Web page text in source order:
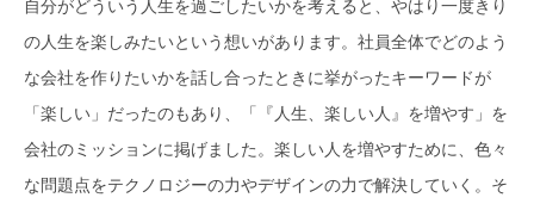
自分がどういう人生を過ごしたいかを考えると、やはり一度きり
の人生を楽しみたいという想いがあります。社員全体でどのよう
な会社を作りたいかを話し合ったときに挙がったキーワードが
「楽しい」だったのもあり、「『人生、楽しい人』を増やす」を
会社のミッションに掲げました。楽しい人を増やすために、色々
な問題点をテクノロジーの力やデザインの力で解決していく。そ